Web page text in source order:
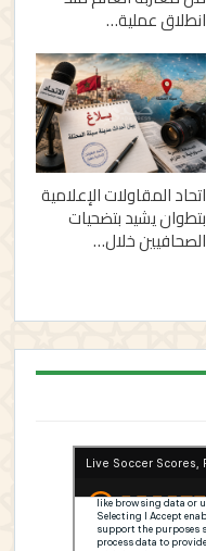
انطلاق عملية…
اتحاد المقاولات الإعلامية
بتطوان يشيد بتضحيات
الصحافيين خلال…